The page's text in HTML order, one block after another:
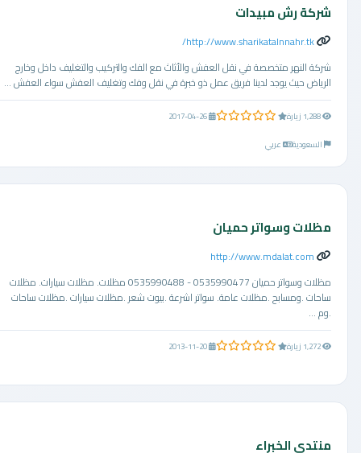
شركة رش مبيدات
http://www.sharikatalnnahr.tk/
شركة النهر متخصصة في نقل العفش والأثاث مع الفك والتركيب والتغليف داخل وخارج
الرياض حيث يوجد لدينا فريق عمل ذو خبرة في نقل وفك وتغليف العفش سواء العفش ...
0.0 من 5 نجوم
2017-04-26
السعودية
عربي
مظلات وسواتر حميان
http://www.mdalat.com
مظلات وسواتر حميان 0535990477 - 0535990488 مظلات. مظلات سيارات. مظلات
ساحات .ومسابح .مظلات عامة. سواتر اشرعة .بيوت شعر .مظلات سيارات .مظلات ساحات
.وم ...
0.0 من 5 نجوم 2013-11-20
منتدي الخبراء